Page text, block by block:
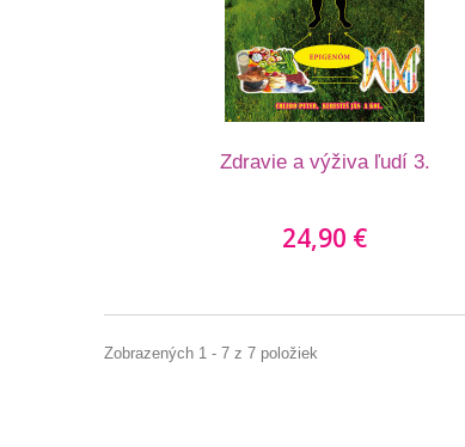
Zdravie a výživa ľudí 3.
24,90 €
Zobrazených 1 - 7 z 7 položiek